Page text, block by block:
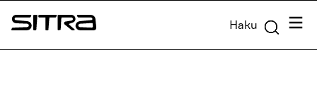
Siirry
suoraan
Sitra Haku